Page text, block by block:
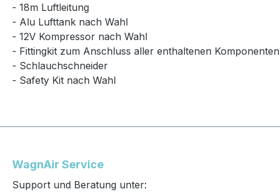
- 18m Luftleitung
- Alu Lufttank nach Wahl
- 12V Kompressor nach Wahl
- Fittingkit zum Anschluss aller enthaltenen Komponenten
- Schlauchschneider
- Safety Kit nach Wahl
WagnAir Service
Support und Beratung unter: